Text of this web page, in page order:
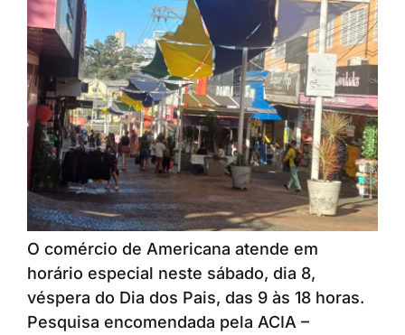
O comércio de Americana atende em
horário especial neste sábado, dia 8,
véspera do Dia dos Pais, das 9 às 18 horas.
Pesquisa encomendada pela ACIA –